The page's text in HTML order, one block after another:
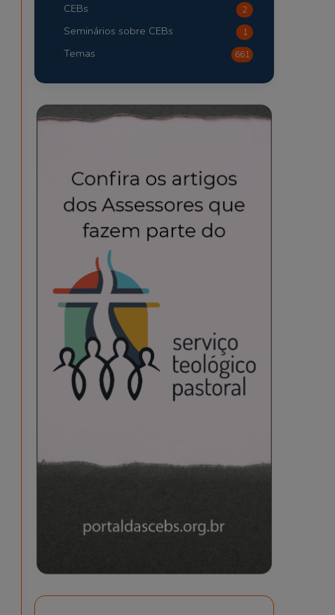
CEBs 2
Seminários sobre CEBs 1
Temas 661